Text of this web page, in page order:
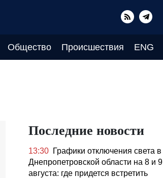
Общество Происшествия ENG
Последние новости
13:30 Графики отключения света в
Днепропетровской области на 8 и 9
августа: где придется встретить